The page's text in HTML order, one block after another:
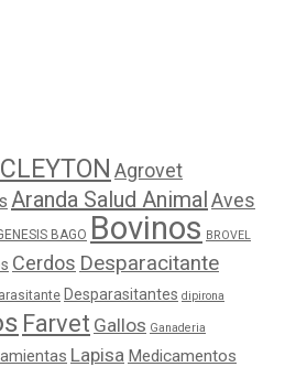
Agrovet
Aranda Salud AnimalAves
BAGO Bovinos BROVEL
Cerdos Desparacitante
Desparasitantes dipirona
Farvet Gallos Ganaderia
Lapisa Medicamentos